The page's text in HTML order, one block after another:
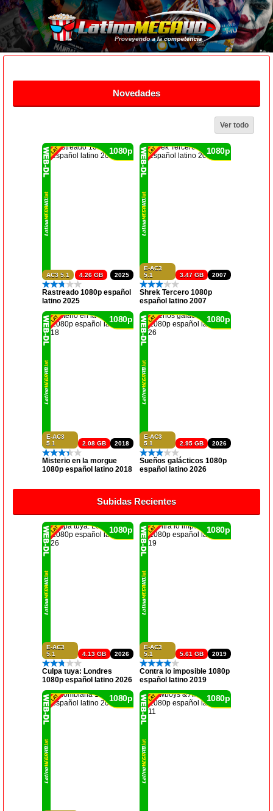
Novedades
Ver todo
AC3 5.1 2025
4.26 GB
1080p
Rastreado 1080p español
latino 2025
E-AC3
5.1
2007
3.47 GB
1080p
Shrek Tercero 1080p
español latino 2007
E-AC3
5.1
2018
2.08 GB
1080p
Misterio en la morgue
1080p español latino 2018
E-AC3
5.1
2026
2.95 GB
1080p
Sueños galácticos 1080p
español latino 2026
Subidas Recientes
E-AC3
5.1
2026
4.13 GB
1080p
Culpa tuya: Londres
1080p español latino 2026
E-AC3
5.1
2019
5.61 GB
1080p
Contra lo imposible 1080p
español latino 2019
1080p 1080p